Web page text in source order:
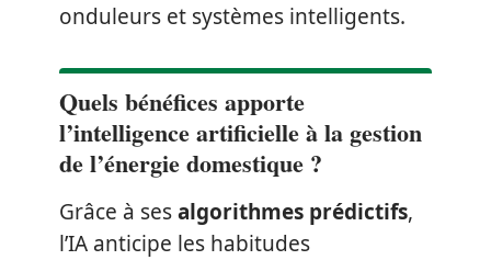
onduleurs et systèmes intelligents.
Quels bénéfices apporte
l’intelligence artificielle à la gestion
de l’énergie domestique ?
Grâce à sesalgorithmes prédictifs,
l’IA anticipe les habitudes